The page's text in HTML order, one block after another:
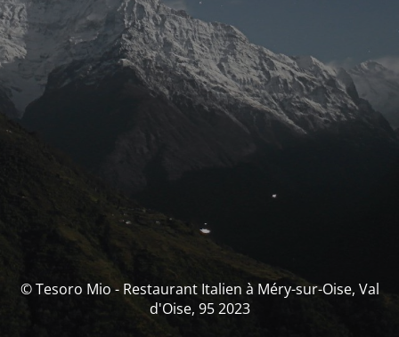
© Tesoro Mio - Restaurant Italien à Méry-sur-Oise, Val
d'Oise, 95 2023